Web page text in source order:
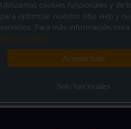
12.600.000 €
Utilizamos cookies funcionales y de
para optimizar nuestro sitio web y
servicios. Para más información
politica de cookies
Aceptar todo
Solo funcionales